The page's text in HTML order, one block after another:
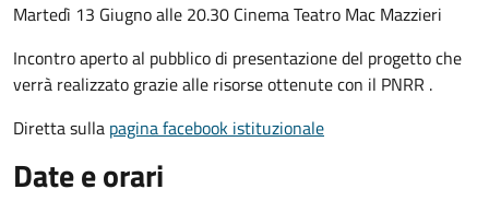
Martedì 13 Giugno alle 20.30 Cinema Teatro Mac Mazzieri
Incontro aperto al pubblico di presentazione del progetto che
verrà realizzato grazie alle risorse ottenute con il PNRR .
Diretta sulla pagina facebook istituzionale
Date e orari